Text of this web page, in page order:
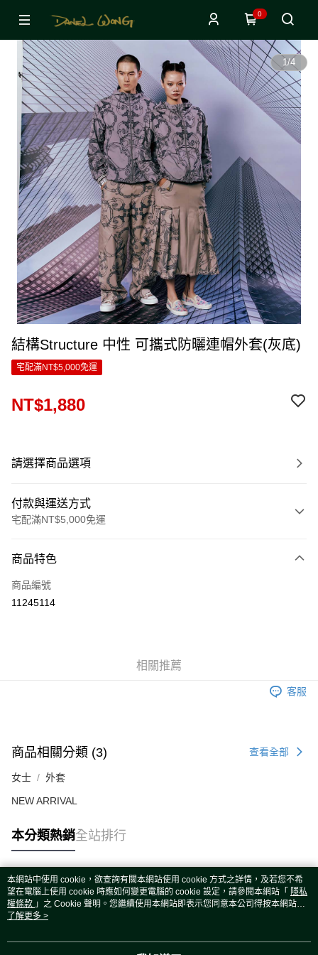
0
1/4
結構Structure 中性 可攜式防曬連帽外套(灰底)
宅配滿NT$5,000免運
NT$1,880
請選擇商品選項
付款與運送方式
宅配滿NT$5,000免運
信用卡一次付款
LINE Pay
商品特色
商品編號
11245114
相關推薦
客服
商品相關分類 (3) 查看全部
女士 外套
NEW ARRIVAL
本分類熱銷全站排行
熱門標籤
本網站中使用 cookie，欲查詢有關本網站使用 cookie 方式之詳情，及若您不希
望在電腦上使用 cookie 時應如何變更電腦的 cookie 設定，請參閱本網站「 隱私
權條款 」之 Cookie 聲明。您繼續使用本網站即表示您同意本公司得按本網站使
用條款之 Cookie 聲明使用 cookie。
了解更多 >